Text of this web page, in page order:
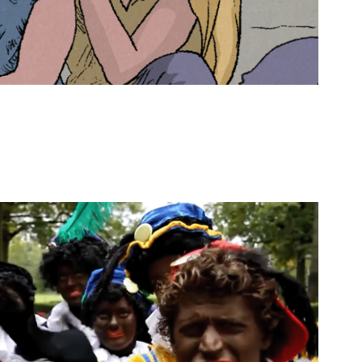
in a changing world
2022